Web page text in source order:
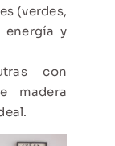
(verdes,
energía y
con
madera